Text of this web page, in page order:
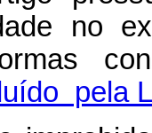
no
pela